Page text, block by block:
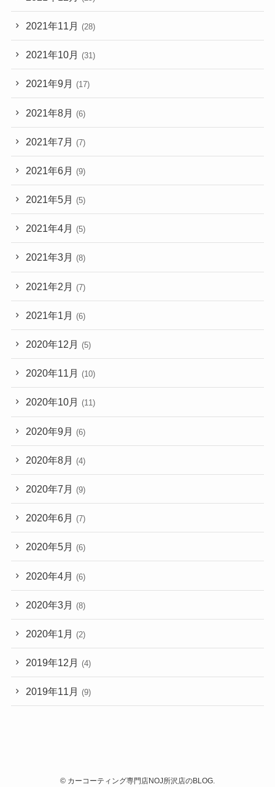
2021年11月 (28)
2021年10月 (31)
2021年9月 (17)
2021年8月 (6)
2021年7月 (7)
2021年6月 (9)
2021年5月 (5)
2021年4月 (5)
2021年3月 (8)
2021年2月 (7)
2021年1月 (6)
2020年12月 (5)
2020年11月 (10)
2020年10月 (11)
2020年9月 (6)
2020年8月 (4)
2020年7月 (9)
2020年6月 (7)
2020年5月 (6)
2020年4月 (6)
2020年3月 (8)
2020年1月 (2)
2019年12月 (4)
2019年11月 (9)
© カーコーティング専門店NOJ所沢店のBLOG.